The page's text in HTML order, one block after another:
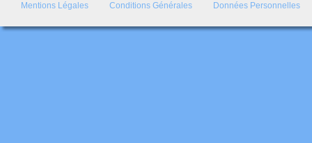
Mentions Légales Conditions Générales Données Personnelles